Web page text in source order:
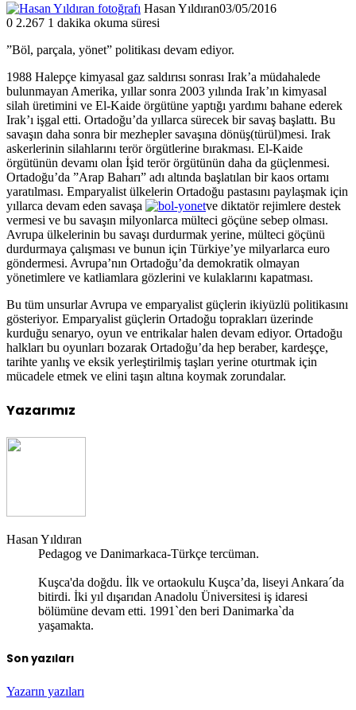
Hasan Yıldıran03/05/2016
0 2.267 1 dakika okuma süresi
”Böl, parçala, yönet” politikası devam ediyor.
1988 Halepçe kimyasal gaz saldırısı sonrası Irak’a müdahalede
bulunmayan Amerika, yıllar sonra 2003 yılında Irak’ın kimyasal
silah üretimini ve El-Kaide örgütüne yaptığı yardımı bahane ederek
Irak’ı işgal etti. Ortadoğu’da yıllarca sürecek bir savaş başlattı. Bu
savaşın daha sonra bir mezhepler savaşına dönüş(türül)mesi. Irak
askerlerinin silahlarını terör örgütlerine bırakması. El-Kaide
örgütünün devamı olan İşid terör örgütünün daha da güçlenmesi.
Ortadoğu’da ”Arap Baharı” adı altında başlatılan bir kaos ortamı
yaratılması. Emparyalist ülkelerin Ortadoğu pastasını paylaşmak için
yıllarca devam eden savaşa
ve diktatör rejimlere destek
vermesi ve bu savaşın milyonlarca mülteci göçüne sebep olması.
Avrupa ülkelerinin bu savaşı durdurmak yerine, mülteci göçünü
durdurmaya çalışması ve bunun için Türkiye’ye milyarlarca euro
göndermesi. Avrupa’nın Ortadoğu’da demokratik olmayan
yönetimlere ve katliamlara gözlerini ve kulaklarını kapatması.
Bu tüm unsurlar Avrupa ve emparyalist güçlerin ikiyüzlü politikasını
gösteriyor. Emparyalist güçlerin Ortadoğu toprakları üzerinde
kurduğu senaryo, oyun ve entrikalar halen devam ediyor. Ortadoğu
halkları bu oyunları bozarak Ortadoğu’da hep beraber, kardeşçe,
tarihte yanlış ve eksik yerleştirilmiş taşları yerine oturtmak için
mücadele etmek ve elini taşın altına koymak zorundalar.
Yazarımız
Hasan Yıldıran
Pedagog ve Danimarkaca-Türkçe tercüman.
Kuşca'da doğdu. İlk ve ortaokulu Kuşca’da, liseyi Ankara´da
bitirdi. İki yıl dışarıdan Anadolu Üniversitesi iş idaresi
bölümüne devam etti. 1991`den beri Danimarka`da
yaşamakta.
Son yazıları
Yazarın yazıları